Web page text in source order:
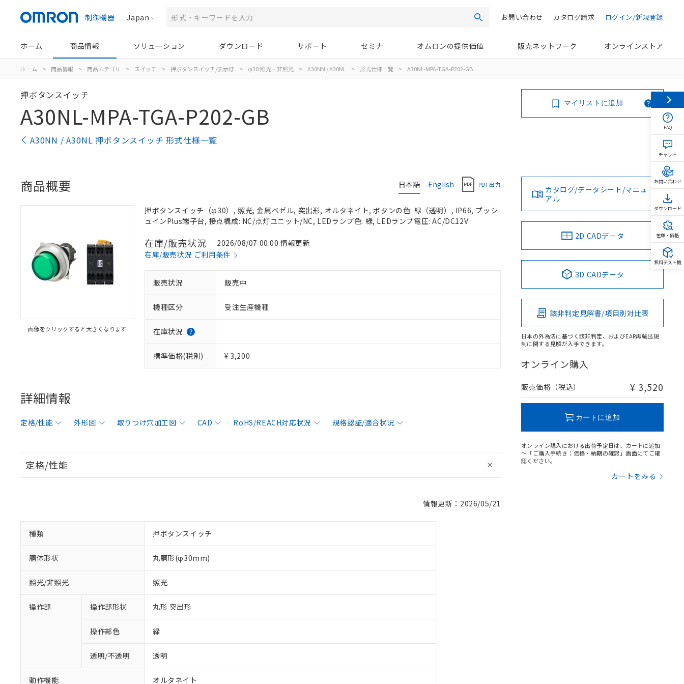
制御機器 Japan 検索 ログイン/新規登録
カタログ請求
お問い合わせ
ホーム 商品情報 ソリューション ダウンロード サポート セミナ オムロンの提供価値 販売ネットワーク オンラインストア
ホーム > 商品情報 > 商品カテゴリ > スイッチ > 押ボタンスイッチ/表示灯 > φ30:照光・非照光 > A30NN / A30NL > 形式仕様一覧 > A30NL-MPA-TGA-P202-GB
押ボタンスイッチ
A30NL-MPA-TGA-P202-GB
A30NN / A30NL 押ボタンスイッチ 形式仕様一覧
マイリストに追加
日本語 English PDF出力
商品概要
画像をクリックすると大きくなります
押ボタンスイッチ（φ30）, 照光, 金属ベゼル, 突出形, オルタネイト, ボタンの色: 緑（透明）, IP66, プッシ
ュインPlus端子台, 接点構成: NC/点灯ユニット/NC, LEDランプ色: 緑, LEDランプ電圧: AC/DC12V
在庫/販売状況
2026/08/07 00:00 情報更新
在庫/販売状況 ご利用条件
販売状況 販売中
機種区分 受注生産機種
在庫状況
標準価格(税別) ¥ 3,200
詳細情報
定格/性能 外形図 取りつけ穴加工図 CAD RoHS/REACH対応状況 規格認証/適合状況
定格/性能
情報更新：2026/05/21
種類 押ボタンスイッチ
胴体形状 丸胴形(φ30mm)
照光/非照光 照光
操作部 操作部形状 丸形 突出形
操作部色 緑
透明/不透明 透明
動作機能 オルタネイト
カタログ/データシート/マニュ
アル
2D CADデータ
3D CADデータ
該非判定見解書/項目別対比表
日本の外為法に基づく該非判定、およびEAR再輸出規
制に関する見解が入手できます。
オンライン購入
販売価格（税込） ¥ 3,520
カートに追加
オンライン購入における出荷予定日は、カートに追加
～「ご購入手続き：価格・納期の確認」画面にてご確
認ください。
カートをみる
FAQ
チャット
お問い合わせ
ダウンロード
在庫・価格
無料テスト機